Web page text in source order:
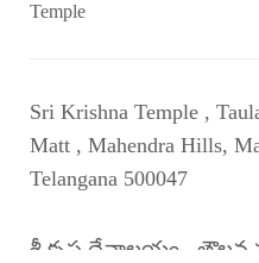
Temple
Sri Krishna Temple ,
Matt , Mahendra Hills,
Telangana 500047
శ్రీ కృష్ణ దేవాలయం , తౌలవ